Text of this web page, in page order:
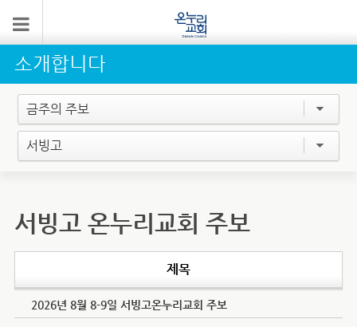
소개합니다
금주의 주보
서빙고
서빙고 온누리교회 주보
제목
2026년 8월 8-9일 서빙고온누리교회 주보